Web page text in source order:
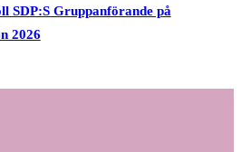
SDP:S Gruppanförande på
2026